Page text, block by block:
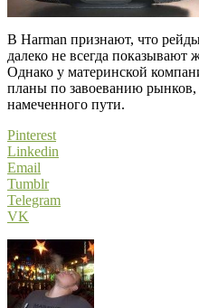
В Harman признают, что
далеко не всегда показывают
Однако у материнской
планы по завоеванию рынков,
намеченного пути.
Pinterest
Linkedin
Email
Tumblr
Telegram
VK